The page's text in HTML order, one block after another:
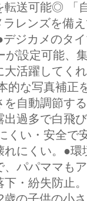
転送可能◎ 「
レンズを備
ジカメのタ
が設定可能、
大活躍してく
的な写真補正
を自動調節す
出過多で白飛
くい・安全で
れにくい。●
、パパママも
下・紛失防止